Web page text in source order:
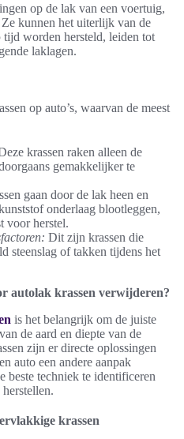
op de lak van een voertuig,
kunnen het uiterlijk van de
tijd worden hersteld, leiden tot
laklagen.
op auto’s, waarvan de meest
krassen raken alleen de
gemakkelijker te
gaan door de lak heen en
onderlaag blootleggen,
voor herstel.
Dit zijn krassen die
steenslag of takken tijdens het
autolak krassen verwijderen?
is het belangrijk om de juiste
de aard en diepte van de
zijn er directe oplossingen
auto een andere aanpak
beste techniek te identificeren
krassen